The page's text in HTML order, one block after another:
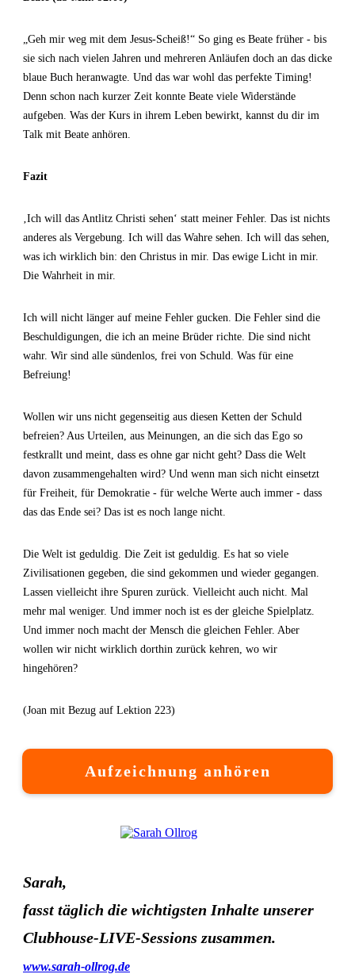
„Geh mir weg mit dem Jesus-Scheiß!“ So ging es Beate früher - bis
sie sich nach vielen Jahren und mehreren Anläufen doch an das dicke
blaue Buch heranwagte. Und das war wohl das perfekte Timing!
Denn schon nach kurzer Zeit konnte Beate viele Widerstände
aufgeben. Was der Kurs in ihrem Leben bewirkt, kannst du dir im
Talk mit Beate anhören.
Fazit
‚Ich will das Antlitz Christi sehen‘ statt meiner Fehler. Das ist nichts
anderes als Vergebung. Ich will das Wahre sehen. Ich will das sehen,
was ich wirklich bin: den Christus in mir. Das ewige Licht in mir.
Die Wahrheit in mir.
Ich will nicht länger auf meine Fehler gucken. Die Fehler sind die
Beschuldigungen, die ich an meine Brüder richte. Die sind nicht
wahr. Wir sind alle sündenlos, frei von Schuld. Was für eine
Befreiung!
Wollen wir uns nicht gegenseitig aus diesen Ketten der Schuld
befreien? Aus Urteilen, aus Meinungen, an die sich das Ego so
festkrallt und meint, dass es ohne gar nicht geht? Dass die Welt
davon zusammengehalten wird? Und wenn man sich nicht einsetzt
für Freiheit, für Demokratie - für welche Werte auch immer - dass
das das Ende sei? Das ist es noch lange nicht.
Die Welt ist geduldig. Die Zeit ist geduldig. Es hat so viele
Zivilisationen gegeben, die sind gekommen und wieder gegangen.
Lassen vielleicht ihre Spuren zurück. Vielleicht auch nicht. Mal
mehr mal weniger. Und immer noch ist es der gleiche Spielplatz.
Und immer noch macht der Mensch die gleichen Fehler. Aber
wollen wir nicht wirklich dorthin zurück kehren, wo wir
hingehören?
(Joan mit Bezug auf Lektion 223)
Aufzeichnung anhören
Sarah,
fasst täglich die wichtigsten Inhalte unserer
Clubhouse-LIVE-Sessions zusammen.
www.sarah-ollrog.de